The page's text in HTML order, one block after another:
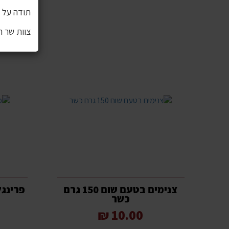
צנימים בטעם שום 150 גרם
כשר
10.00 ₪
תודה על
צוות